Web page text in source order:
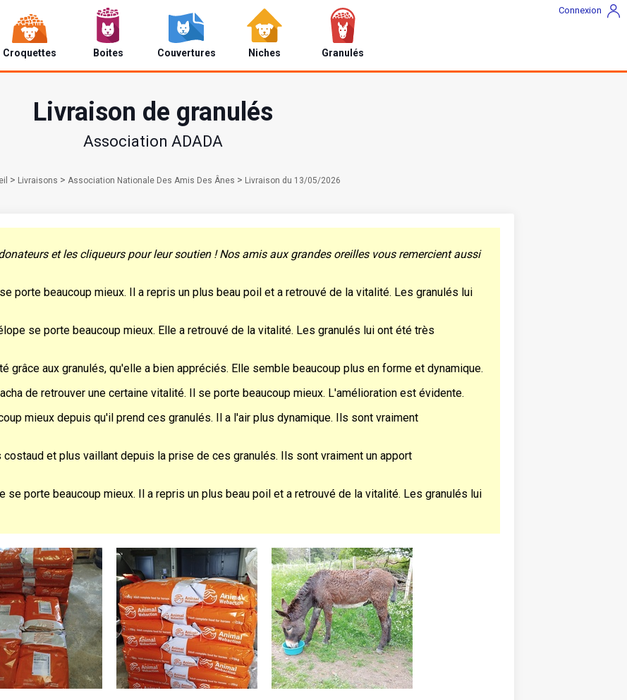
Connexion
Croquettes Boites Couvertures Niches Granulés
Livraison de granulés
Association ADADA
> Livraisons > Association Nationale Des Amis Des Ânes > Livraison du 13/05/2026
et les cliqueurs pour leur soutien ! Nos amis aux grandes oreilles vous remercient aussi
porte beaucoup mieux. Il a repris un plus beau poil et a retrouvé de la vitalité. Les granulés lui
se porte beaucoup mieux. Elle a retrouvé de la vitalité. Les granulés lui ont été très
grâce aux granulés, qu'elle a bien appréciés. Elle semble beaucoup plus en forme et dynamique.
de retrouver une certaine vitalité. Il se porte beaucoup mieux. L'amélioration est évidente.
mieux depuis qu'il prend ces granulés. Il a l'air plus dynamique. Ils sont vraiment
et plus vaillant depuis la prise de ces granulés. Ils sont vraiment un apport
se porte beaucoup mieux. Il a repris un plus beau poil et a retrouvé de la vitalité. Les granulés lui